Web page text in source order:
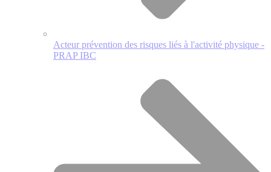
Acteur prévention des risques liés à l'activité physique -
PRAP IBC